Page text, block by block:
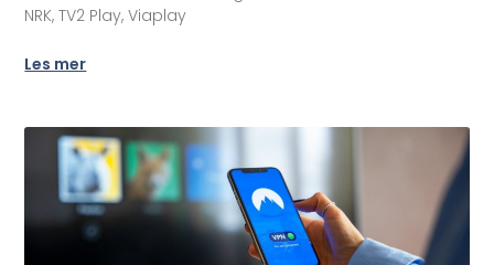
NRK, TV2 Play, Viaplay
Les mer